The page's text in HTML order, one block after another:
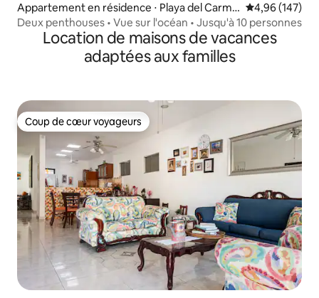
Appartement en résidence ⋅ Playa del Carme
n
Évaluation
4,96 (147)
Deux penthouses • Vue sur l'océan • Jusqu'à 10 personnes
Location de maisons de vacances
adaptées aux familles
Coup de cœur voyageurs
Coup de cœur voyageurs